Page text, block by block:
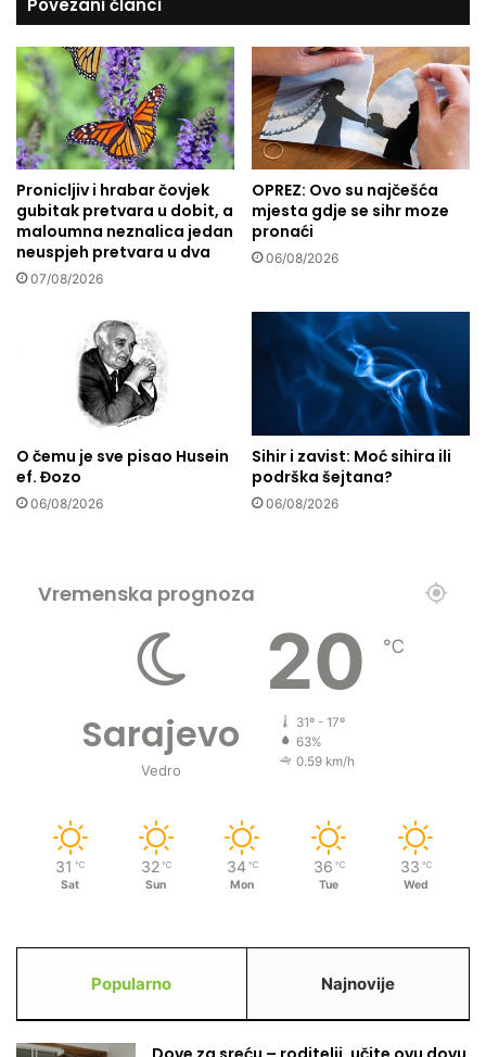
m
a
?
n
i
s
u
n
a
š
e
m
a
n
e
Povezani članci
Pronicljiv i hrabar čovjek
gubitak pretvara u dobit, a
maloumna neznalica jedan
neuspjeh pretvara u dva
07/08/2026
OPREZ: Ovo su najčešća
mjesta gdje se sihr moze
pronaći
06/08/2026
O čemu je sve pisao Husein
ef. Đozo
06/08/2026
Sihir i zavist: Moć sihira ili
podrška šejtana?
06/08/2026
Vremenska prognoza
Sarajevo
Vedro
20 ℃
31º - 17º
63%
0.59 km/h
31 ℃
Sat
32 ℃
Sun
34 ℃
Mon
36 ℃
Tue
33 ℃
Wed
Popularno Najnovije